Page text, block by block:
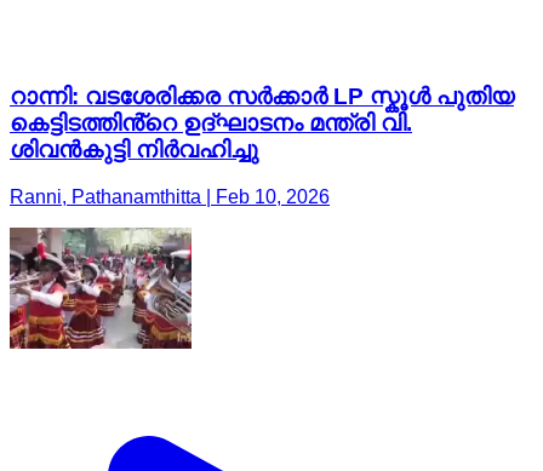
റാന്നി: വടശേരിക്കര സർക്കാർ LP സ്കൂൾ പുതിയ
കെട്ടിടത്തിൻ്റെ ഉദ്ഘാടനം മന്ത്രി വി.
ശിവൻകുട്ടി നിർവഹിച്ചു
Ranni, Pathanamthitta | Feb 10, 2026